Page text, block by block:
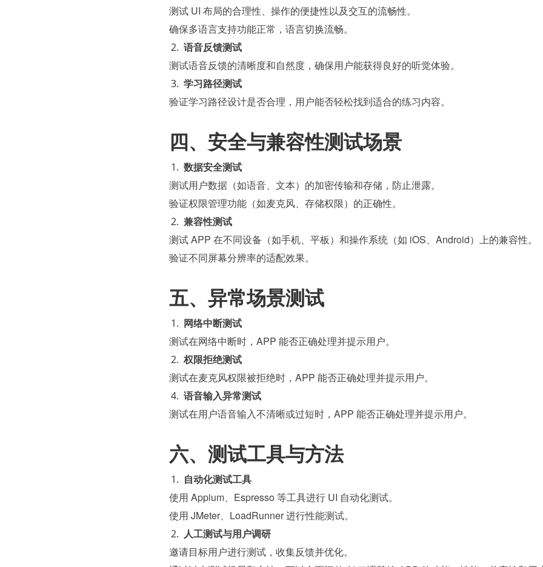
测试 UI 布局的合理性、操作的便捷性以及交互的流畅性。
确保多语言支持功能正常，语言切换流畅。
语音反馈测试
测试语音反馈的清晰度和自然度，确保用户能获得良好的听觉体验。
学习路径测试
验证学习路径设计是否合理，用户能否轻松找到适合的练习内容。
四、安全与兼容性测试场景
数据安全测试
测试用户数据（如语音、文本）的加密传输和存储，防止泄露。
验证权限管理功能（如麦克风、存储权限）的正确性。
兼容性测试
测试 APP 在不同设备（如手机、平板）和操作系统（如 iOS、Android）上的兼容性。
验证不同屏幕分辨率的适配效果。
五、异常场景测试
网络中断测试
测试在网络中断时，APP 能否正确处理并提示用户。
权限拒绝测试
测试在麦克风权限被拒绝时，APP 能否正确处理并提示用户。
语音输入异常测试
测试在用户语音输入不清晰或过短时，APP 能否正确处理并提示用户。
六、测试工具与方法
自动化测试工具
使用 Appium、Espresso 等工具进行 UI 自动化测试。
使用 JMeter、LoadRunner 进行性能测试。
人工测试与用户调研
邀请目标用户进行测试，收集反馈并优化。